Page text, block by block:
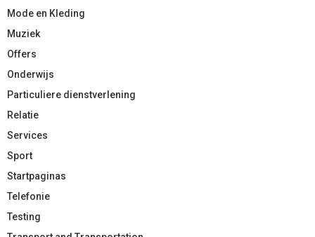
Mode en Kleding
Muziek
Offers
Onderwijs
Particuliere dienstverlening
Relatie
Services
Sport
Startpaginas
Telefonie
Testing